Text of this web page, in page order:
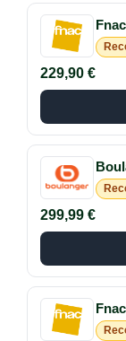
Fnac
229,90 €
299,99 €
Fnac